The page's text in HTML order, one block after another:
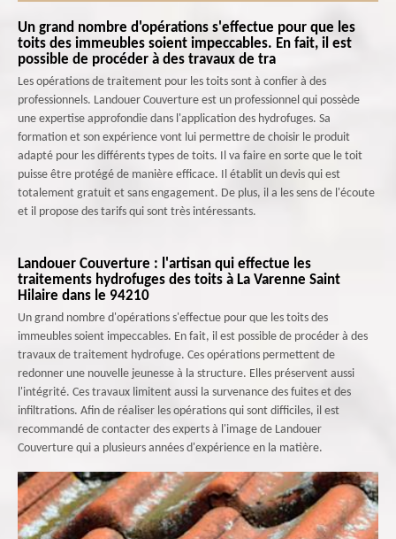
Un grand nombre d'opérations s'effectue pour que les
toits des immeubles soient impeccables. En fait, il est
possible de procéder à des travaux de tra
Les opérations de traitement pour les toits sont à confier à des
professionnels. Landouer Couverture est un professionnel qui possède
une expertise approfondie dans l'application des hydrofuges. Sa
formation et son expérience vont lui permettre de choisir le produit
adapté pour les différents types de toits. Il va faire en sorte que le toit
puisse être protégé de manière efficace. Il établit un devis qui est
totalement gratuit et sans engagement. De plus, il a les sens de l'écoute
et il propose des tarifs qui sont très intéressants.
Landouer Couverture : l'artisan qui effectue les
traitements hydrofuges des toits à La Varenne Saint
Hilaire dans le 94210
Un grand nombre d'opérations s'effectue pour que les toits des
immeubles soient impeccables. En fait, il est possible de procéder à des
travaux de traitement hydrofuge. Ces opérations permettent de
redonner une nouvelle jeunesse à la structure. Elles préservent aussi
l'intégrité. Ces travaux limitent aussi la survenance des fuites et des
infiltrations. Afin de réaliser les opérations qui sont difficiles, il est
recommandé de contacter des experts à l'image de Landouer
Couverture qui a plusieurs années d'expérience en la matière.